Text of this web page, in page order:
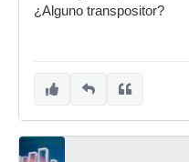
¿Alguno transpositor?